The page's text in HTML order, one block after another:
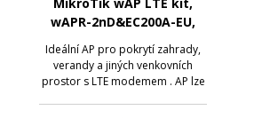
wAPR-2nD&EC200A-EU,
verze 2024
Ideální AP pro pokrytí zahrady,
verandy a jiných venkovních
prostor s LTE modemem . AP lze